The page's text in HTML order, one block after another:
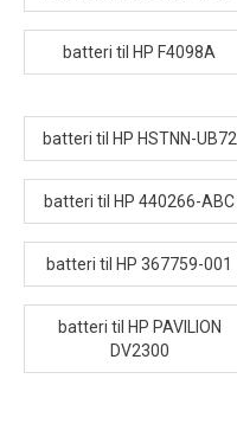
batteri til HP F4098A
batteri til HP HSTNN-UB72
batteri til HP 440266-ABC
batteri til HP 367759-001
batteri til HP PAVILION
DV2300